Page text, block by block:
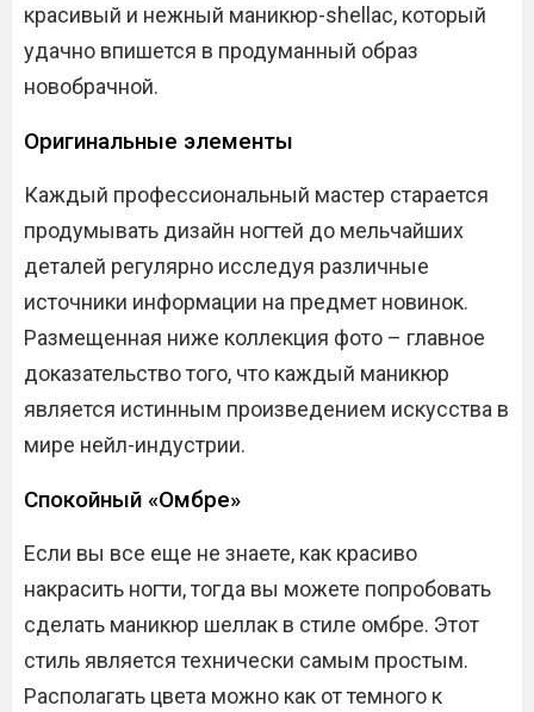
красивый и нежный маникюр-shellac, который
удачно впишется в продуманный образ
новобрачной.
Оригинальные элементы
Каждый профессиональный мастер старается
продумывать дизайн ногтей до мельчайших
деталей регулярно исследуя различные
источники информации на предмет новинок.
Размещенная ниже коллекция фото – главное
доказательство того, что каждый маникюр
является истинным произведением искусства в
мире нейл-индустрии.
Спокойный «Омбре»
Если вы все еще не знаете, как красиво
накрасить ногти, тогда вы можете попробовать
сделать маникюр шеллак в стиле омбре. Этот
стиль является технически самым простым.
Располагать цвета можно как от темного к